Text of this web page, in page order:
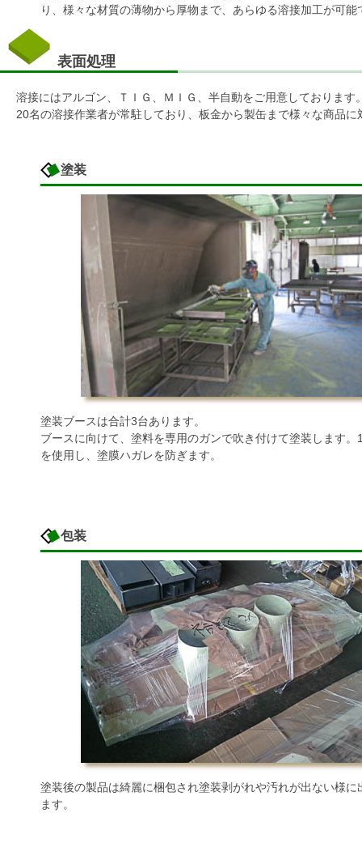
り、様々な材質の薄物から厚物まで、あらゆる溶接加工が可能
表面処理
溶接にはアルゴン、ＴＩＧ、ＭＩＧ、半自動をご用意しております
20名の溶接作業者が常駐しており、板金から製缶まで様々な商品に
塗装
塗装ブースは合計3台あります。
ブースに向けて、塗料を専用のガンで吹き付けて塗装します。
を使用し、塗膜ハガレを防ぎます。
包装
塗装後の製品は綺麗に梱包され塗装剥がれや汚れが出ない様に
ます。